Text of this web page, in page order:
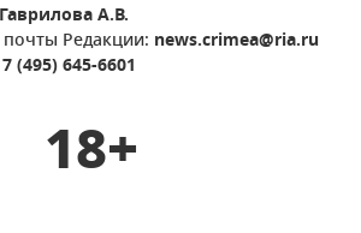
Гаврилова А.В.
Редакции: news.crimea@ria.ru
7 (495) 645-6601
18+